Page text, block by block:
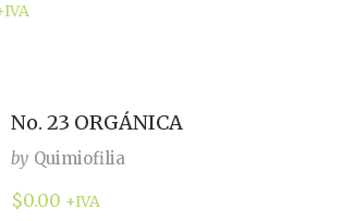
No. 23 ORGÁNICA
by Quimiofilia
$0.00 +IVA